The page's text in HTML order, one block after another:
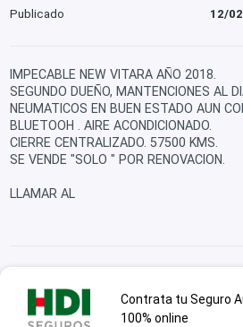
Publicado
12/
IMPECABLE NEW VITARA AÑO 2018.
SEGUNDO DUEÑO, MANTENCIONES AL
NEUMATICOS EN BUEN ESTADO AUN
BLUETOOH . AIRE ACONDICIONADO.
CIERRE CENTRALIZADO. 57500 KMS.
SE VENDE "SOLO " POR RENOVACION.
LLAMAR AL
Contrata tu Seguro
100% online